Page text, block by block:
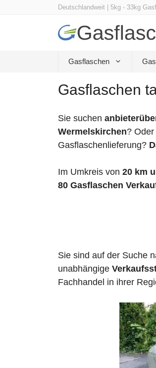
Deutschlandweit | 5kg - 33kg
Gasflaschen
Gasflaschen
Sie suchen
Wermelskirchen?
Gasflaschenlieferung?
Im Umkreis von 20 km
80 Gasflaschen
Sie sind auf der Suche
unabhängige
Fachhandel in ihrer